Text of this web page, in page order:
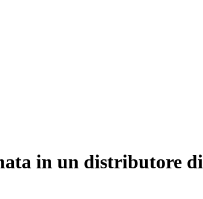
in un distributore